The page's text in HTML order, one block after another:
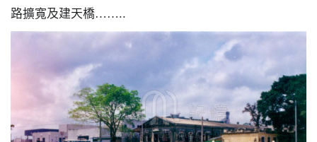
古
地
路擴寬及建天橋……..